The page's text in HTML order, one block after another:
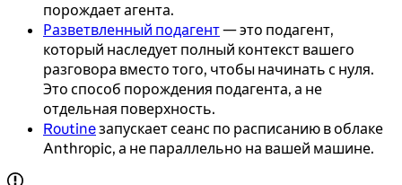
порождает агента.
Разветвленный подагент— это подагент,
который наследует полный контекст вашего
разговора вместо того, чтобы начинать с нуля.
Это способ порождения подагента, а не
отдельная поверхность.
Routineзапускает сеанс по расписанию в облаке
Anthropic, а не параллельно на вашей машине.